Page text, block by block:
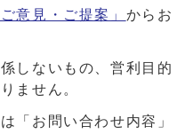
意見・ご提案」 からお
しないもの、営利目的
ません。
「お問い合わせ内容」